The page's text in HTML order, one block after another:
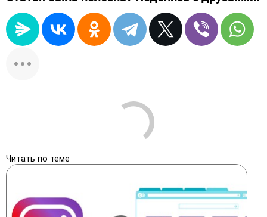
Читать по теме